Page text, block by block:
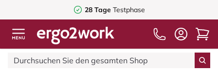
28 Tage Testphase